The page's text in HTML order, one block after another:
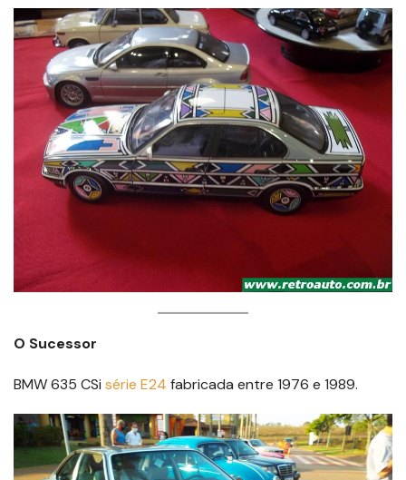
O Sucessor
BMW 635 CSi série E24 fabricada entre 1976 e 1989.